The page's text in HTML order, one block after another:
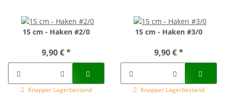
15 cm - Haken #2/0
9,90 €*
Knapper Lagerbestand
15 cm - Haken #3/0
9,90 €*
Knapper Lagerbestand